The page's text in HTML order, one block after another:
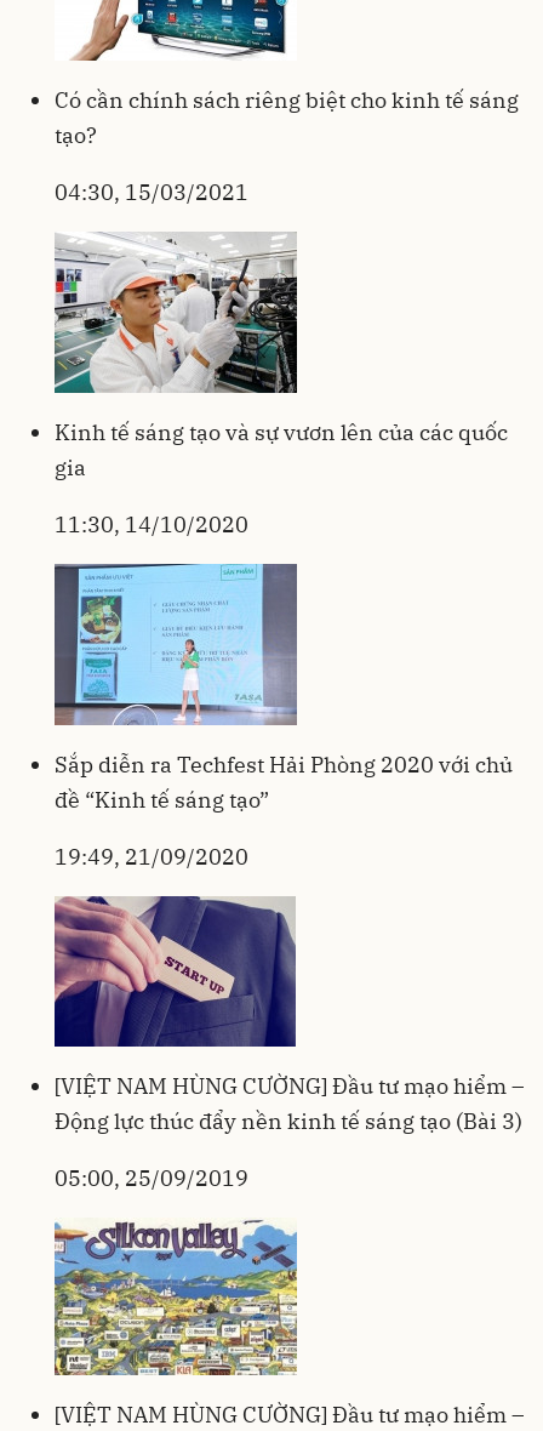
Có cần chính sách riêng biệt cho kinh tế sáng
tạo?
04:30, 15/03/2021
Kinh tế sáng tạo và sự vươn lên của các quốc
gia
11:30, 14/10/2020
Sắp diễn ra Techfest Hải Phòng 2020 với chủ
đề “Kinh tế sáng tạo”
19:49, 21/09/2020
[VIỆT NAM HÙNG CƯỜNG] Đầu tư mạo hiểm –
Động lực thúc đẩy nền kinh tế sáng tạo (Bài 3)
05:00, 25/09/2019
[VIỆT NAM HÙNG CƯỜNG] Đầu tư mạo hiểm –